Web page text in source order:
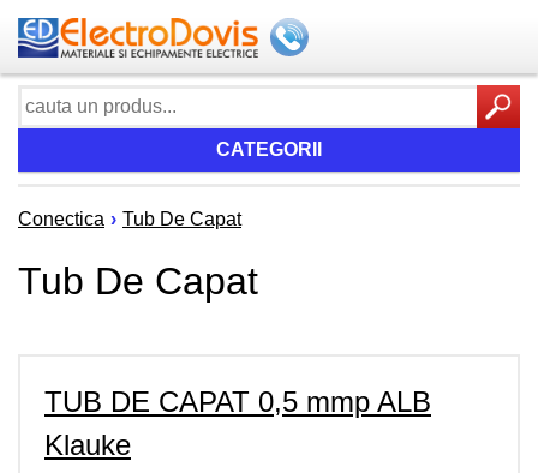
CATEGORII
Conectica › Tub De Capat
Tub De Capat
TUB DE CAPAT 0,5 mmp ALB
Klauke